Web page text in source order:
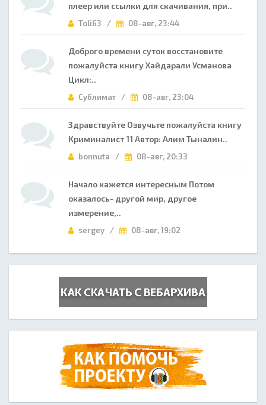
плеер или ссылки для скачивания, при..
Toli63 / 08-авг, 23:44
Доброго времени суток восстановите
пожалуйста книгу Хайдарали Усманова
Цикл:..
Сублимат / 08-авг, 23:04
Здравствуйте Озвучьте пожалуйста книгу
Криминалист 11 Автор: Алим Тыналин..
bonnuta / 08-авг, 20:33
Начало кажется интересным Потом
оказалось- другой мир, другое
измерение,..
sergey / 08-авг, 19:02